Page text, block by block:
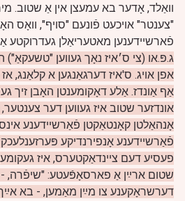
וואַלד, אָדער בא עמעצן אין אַ שטוב.
"צענטר" אויכעט פֿונעם "סויף", וואָס
פֿארשיידענען מאטעריאַלן
ג.פּ.או (צי ס׳איז נאָך געווען "טשעקאַ")
אפן אויג. ס'איז דערגאַנגען א קלאַנג,
אַף אַונדז. אַלע דאָקומענטן האָבן זיך
אונדזער שטוב איז געווען דער צענטער,
אָנהאַלטן קאָנטאַקטן פֿאַרשײדענע
פֿאַרשיידענע אָנפירנדיקע
פעסיע דעם ציינדאַקטערס, איז געקומען
שטום ארײַן אַ פארסאָפּֿעטע: "שיפֿרה, -
דערשראָקענע צו מײַן מאַמען, - בא